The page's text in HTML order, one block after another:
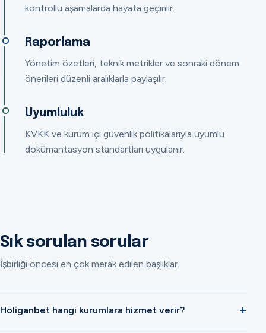
kontrollü aşamalarda hayata geçirilir.
Raporlama
Yönetim özetleri, teknik metrikler ve sonraki dönem
önerileri düzenli aralıklarla paylaşılır.
Uyumluluk
KVKK ve kurum içi güvenlik politikalarıyla uyumlu
dokümantasyon standartları uygulanır.
Sık sorulan sorular
İşbirliği öncesi en çok merak edilen başlıklar.
Holiganbet hangi kurumlara hizmet verir?